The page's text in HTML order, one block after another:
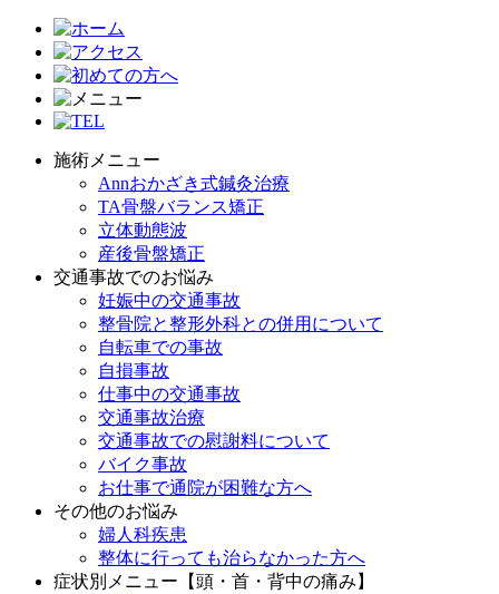
施術メニュー
Annおかざき式鍼灸治療
TA骨盤バランス矯正
立体動態波
産後骨盤矯正
交通事故でのお悩み
妊娠中の交通事故
整骨院と整形外科との併用について
自転車での事故
自損事故
仕事中の交通事故
交通事故治療
交通事故での慰謝料について
バイク事故
お仕事で通院が困難な方へ
その他のお悩み
婦人科疾患
整体に行っても治らなかった方へ
症状別メニュー【頭・首・背中の痛み】